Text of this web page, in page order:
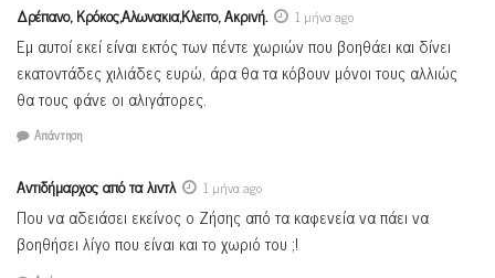
Δρέπανο, Κρόκος,Αλωνακια,Κλειτο, Ακρινή. 1 μήνα ago
Εμ αυτοί εκεί είναι εκτός των πέντε χωριών που βοηθάει και δίνει
εκατοντάδες χιλιάδες ευρώ, άρα θα τα κόβουν μόνοι τους αλλιώς
θα τους φάνε οι αλιγάτορες.
Απάντηση
Αντιδήμαρχος από τα λιντλ 1 μήνα ago
Που να αδειάσει εκείνος ο Ζήσης από τα καφενεία να πάει να
βοηθήσει λίγο που είναι και το χωριό του ;!